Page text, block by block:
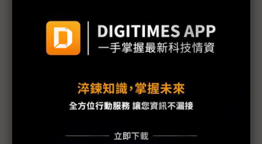
徐宏民
與Stellantis合資車用科技公司技術長暨副總經
理，推動ADAS及智慧座艙系統產品進入全球車
用市場。紐約哥倫比亞大學電機博士，專精於機
訊連科技研發團隊創始成員，慧景科技